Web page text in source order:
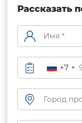
Рассказать
+7